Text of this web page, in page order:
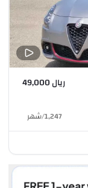
ريال 49,000
1,247
/شهر